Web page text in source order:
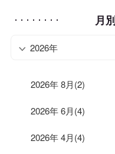
月
2026年
2026年 8月(2)
2026年 6月(4)
2026年 4月(4)